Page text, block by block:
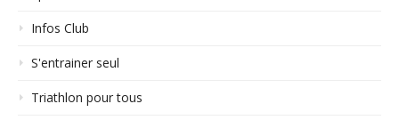
Infos Club
S'entrainer seul
Triathlon pour tous